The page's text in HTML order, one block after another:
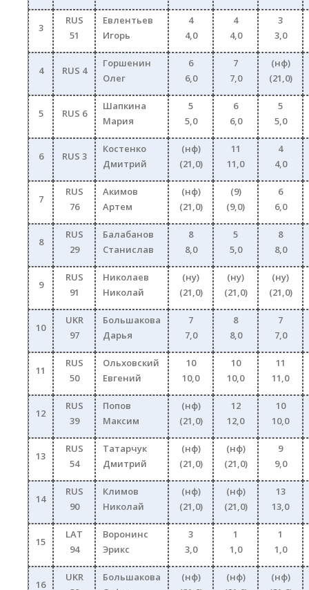
3
RUS
51
Евлентьев
Игорь
4
4,0
4
4,0
3
3,0
4 RUS 4
Горшенин
Олег
6
6,0
7
7,0
(нф)
(21,0)
5 RUS 6
Шапкина
Мария
5
5,0
6
6,0
5
5,0
6 RUS 3
Костенко
Дмитрий
(нф)
(21,0)
11
11,0
4
4,0
7
RUS
76
Акимов
Артем
(нф)
(21,0)
(9)
(9,0)
6
6,0
8
RUS
29
Балабанов
Станислав
8
8,0
5
5,0
8
8,0
9
RUS
91
Николаев
Николай
(ну)
(21,0)
(ну)
(21,0)
(ну)
(21,0)
10
UKR
97
Большакова
Дарья
7
7,0
8
8,0
7
7,0
11
RUS
50
Ольховский
Евгений
10
10,0
10
10,0
11
11,0
12
RUS
39
Попов
Максим
(нф)
(21,0)
12
12,0
10
10,0
13
RUS
54
Татарчук
Дмитрий
(нф)
(21,0)
(нф)
(21,0)
9
9,0
14
RUS
90
Климов
Николай
(нф)
(21,0)
(нф)
(21,0)
13
13,0
15
LAT
94
Воронинс
Эрикс
3
3,0
1
1,0
1
1,0
16
UKR
Большакова
(нф)
(нф)
(нф)